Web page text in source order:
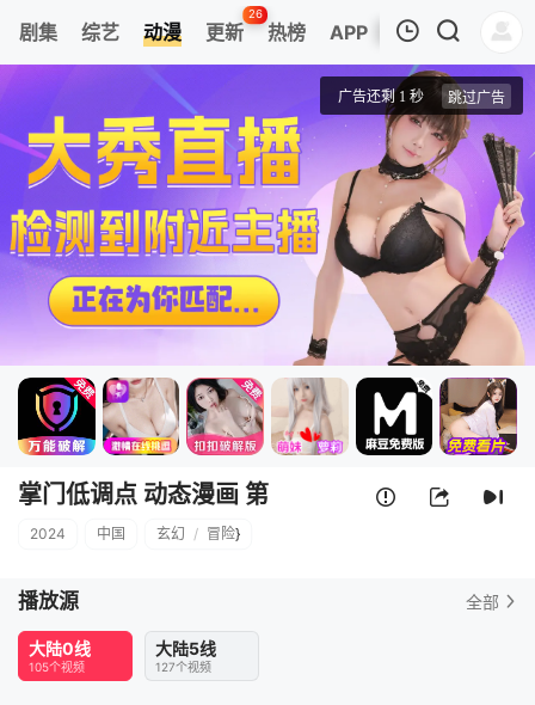
剧集 综艺 动漫 更新
26
热榜 APP
我的观影记录
第1集
掌门低调点 动态漫画 第三季
清空
掌门低调点 动态漫画 第
2024 中国 玄幻 / 冒险}
播放源 全部
大陆0线
105个视频
大陆5线
127个视频